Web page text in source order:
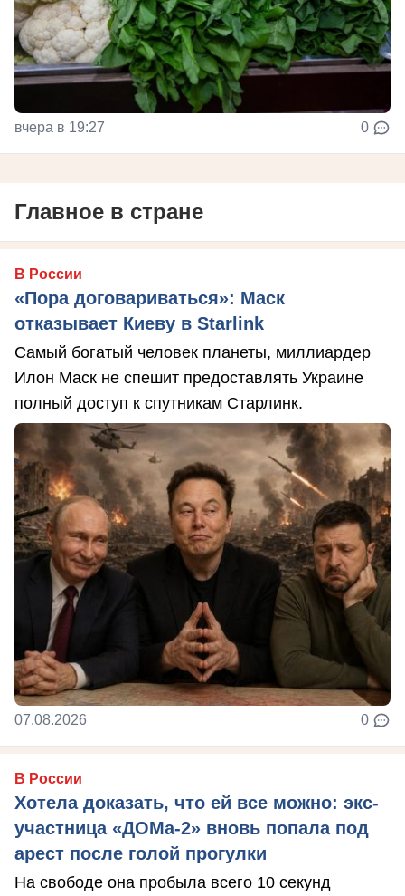
вчера в 19:27 0
Главное в стране
В России
«Пора договариваться»: Маск
отказывает Киеву в Starlink
Самый богатый человек планеты, миллиардер
Илон Маск не спешит предоставлять Украине
полный доступ к спутникам Старлинк.
07.08.2026 0
В России
Хотела доказать, что ей все можно: экс-
участница «ДОМа-2» вновь попала под
арест после голой прогулки
На свободе она пробыла всего 10 секунд